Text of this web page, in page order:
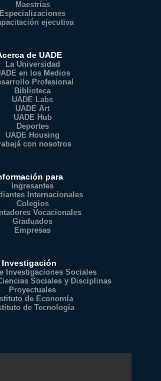
Maestrías
Especializaciones
ejecutiva
de UADE
La Universidad
en los Medios
Profesional
Biblioteca
UADE Labs
UADE Art
UADE Hub
Deportes
UADE Housing
con nosotros
para
Ingresantes
Internacionales
Colegios
Vocacionales
Graduados
Empresas
Investigación
Investigaciones Sociales
Sociales y Disciplinas
Proyectuales
de Economía
de Tecnología